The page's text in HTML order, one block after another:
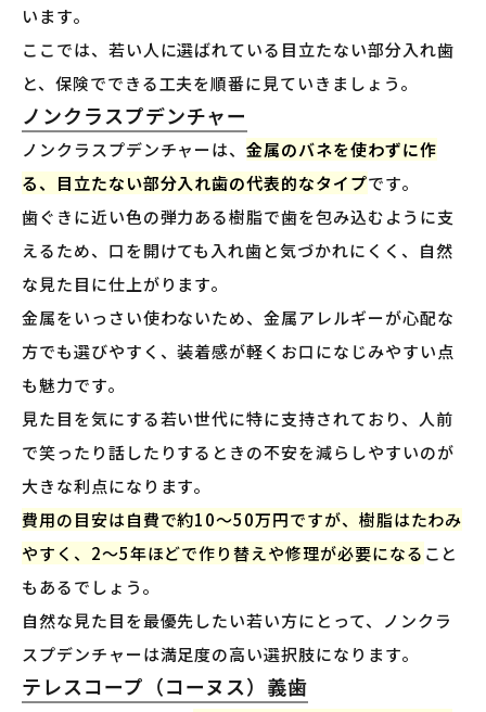
います。
ここでは、若い人に選ばれている目立たない部分入れ歯
と、保険でできる工夫を順番に見ていきましょう。
ノンクラスプデンチャー
ノンクラスプデンチャーは、金属のバネを使わずに作
る、目立たない部分入れ歯の代表的なタイプです。
歯ぐきに近い色の弾力ある樹脂で歯を包み込むように支
えるため、口を開けても入れ歯と気づかれにくく、自然
な見た目に仕上がります。
金属をいっさい使わないため、金属アレルギーが心配な
方でも選びやすく、装着感が軽くお口になじみやすい点
も魅力です。
見た目を気にする若い世代に特に支持されており、人前
で笑ったり話したりするときの不安を減らしやすいのが
大きな利点になります。
費用の目安は自費で約10〜50万円ですが、樹脂はたわみ
やすく、2〜5年ほどで作り替えや修理が必要になる こと
もあるでしょう。
自然な見た目を最優先したい若い方にとって、ノンクラ
スプデンチャーは満足度の高い選択肢になります。
テレスコープ（コーヌス）義歯